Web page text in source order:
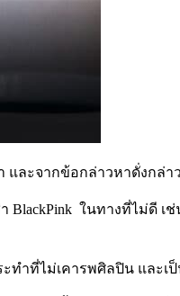
ละจากข้อกล่าวหาดั่งกล่
ในทางที่ไม่ดี เ
ำที่ไม่เคารพศิลปิน และเ